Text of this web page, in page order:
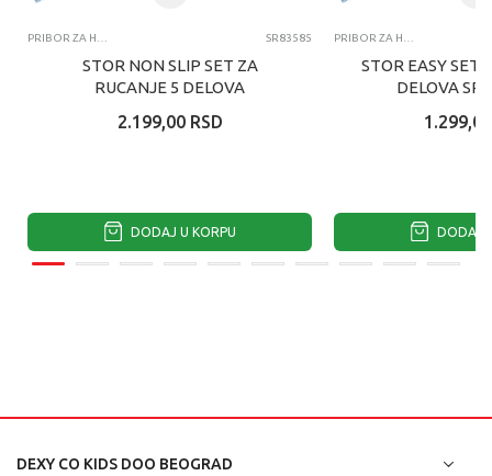
PRIBOR ZA HRANJENJE SR83585
STOR NON SLIP SET ZA
RUCANJE 5 DELOVA
2.199,00 RSD
DODAJ U KORPU
PRIBOR ZA HRANJENJE
STOR EASY SET
DELOVA
1.299,00
DODAJ
DEXY CO KIDS DOO BEOGRAD